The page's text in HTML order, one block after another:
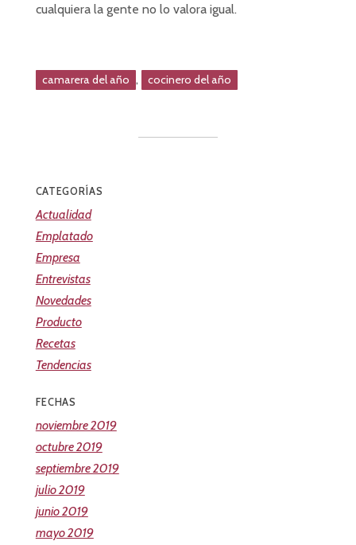
cualquiera la gente no lo valora igual.
camarera del año , cocinero del año
CATEGORÍAS
Actualidad
Emplatado
Empresa
Entrevistas
Novedades
Producto
Recetas
Tendencias
FECHAS
noviembre 2019
octubre 2019
septiembre 2019
julio 2019
junio 2019
mayo 2019